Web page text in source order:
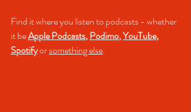
Find it where you listen to podcasts - whether
it be Apple Podcasts, Podimo, YouTube,
Spotify or something else.